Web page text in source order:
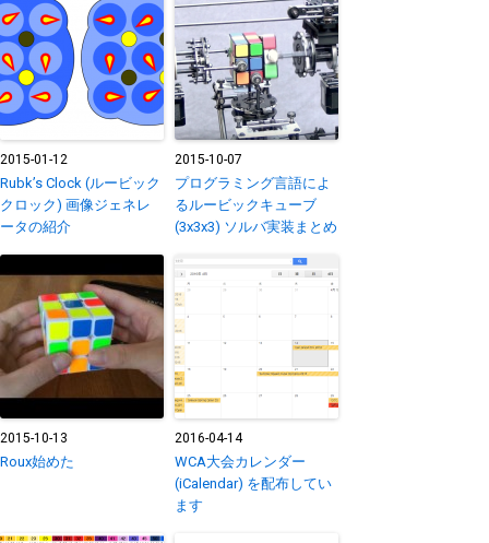
2015-01-12
Rubk’s Clock (ルービック
クロック) 画像ジェネレ
ータの紹介
2015-10-07
プログラミング言語によ
るルービックキューブ
(3x3x3) ソルバ実装まとめ
2015-10-13
Roux始めた
2016-04-14
WCA大会カレンダー
(iCalendar) を配布してい
ます